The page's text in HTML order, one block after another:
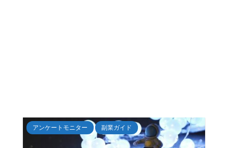
アンケートモニター 副業ガイド